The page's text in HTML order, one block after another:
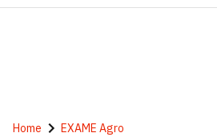
Home EXAME Agro